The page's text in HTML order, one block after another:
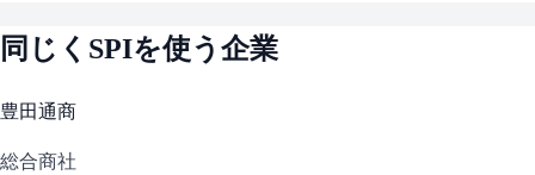
同じく SPIを使う企業
豊田通商
総合商社